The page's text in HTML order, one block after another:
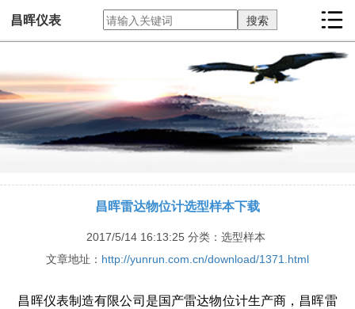
昌晖仪表
昌晖雷达物位计选型样本下载
2017/5/14 16:13:25 分类：选型样本
文章地址： http://yunrun.com.cn/download/1371.html
昌晖仪表制造有限公司是国产雷达物位计生产商，昌晖雷